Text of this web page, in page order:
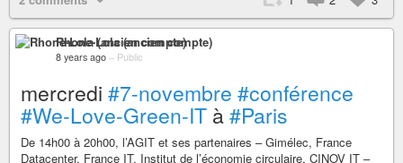
Rhone-Lola (ancien compte)
8 years ago – Public
mercredi #7-novembre #conférence
#We-Love-Green-IT à#Paris
De 14h00 à 20h00, l’AGIT et ses partenaires – Gimélec, France
Datacenter, France IT, Institut de l’économie circulaire, CINOV IT –